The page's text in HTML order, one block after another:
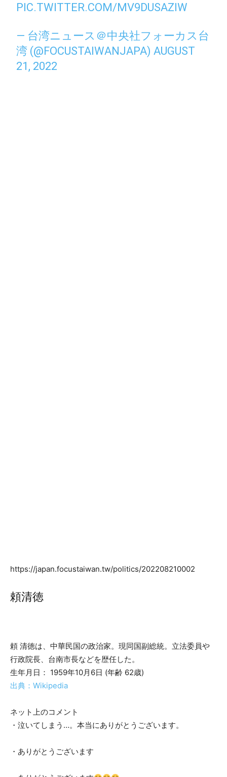
PIC.TWITTER.COM/MV9DUSAZIW
— 台湾ニュース＠中央社フォーカス台
湾 (@FOCUSTAIWANJAPA)AUGUST
21, 2022
https://japan.focustaiwan.tw/politics/202208210002
頼清徳
頼 清徳は、中華民国の政治家。現同国副総統。立法委員や
行政院長、台南市長などを歴任した。
生年月日： 1959年10月6日 (年齢 62歳)
出典：Wikipedia
ネット上のコメント
・泣いてしまう…。本当にありがとうございます。
・ありがとうございます